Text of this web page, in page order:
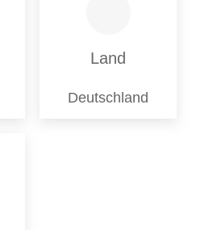
Land
Deutschland